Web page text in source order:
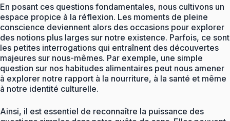
En posant ces questions fondamentales, nous cultivons un
espace propice à la réflexion. Les moments de pleine
conscience deviennent alors des occasions pour explorer
des notions plus larges sur notre existence. Parfois, ce sont
les petites interrogations qui entraînent des découvertes
majeures sur nous-mêmes. Par exemple, une simple
question sur nos habitudes alimentaires peut nous amener
à explorer notre rapport à la nourriture, à la santé et même
à notre identité culturelle.
Ainsi, il est essentiel de reconnaître la puissance des